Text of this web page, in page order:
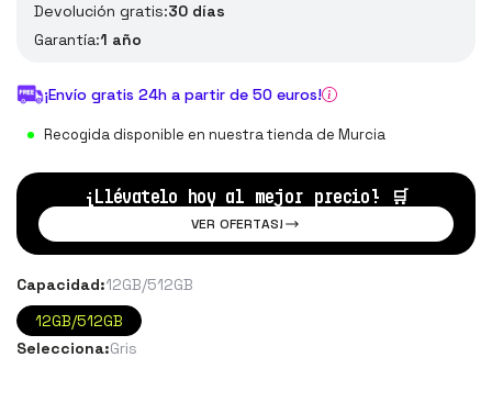
Devolución gratis:30 días
Garantía:1 año
¡Envío gratis 24h a partir de 50 euros!
Recogida disponible en nuestra tienda de Murcia
¡Llévatelo hoy al mejor precio! 🛒
VER OFERTAS!
Capacidad:12GB/512GB
12GB/512GB
Selecciona:Gris